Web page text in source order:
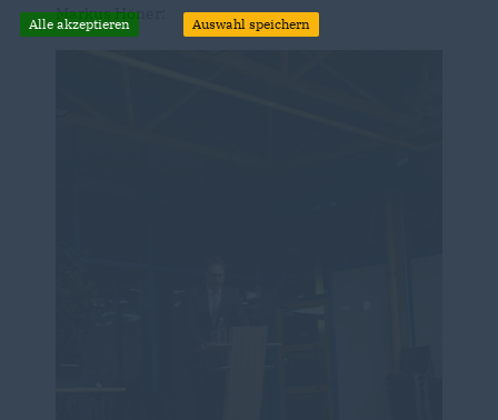
Markus Höner:
Alle akzeptieren Auswahl speichern